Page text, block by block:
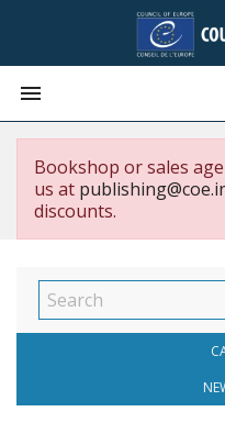

Bookshop or sales
us at
discounts.